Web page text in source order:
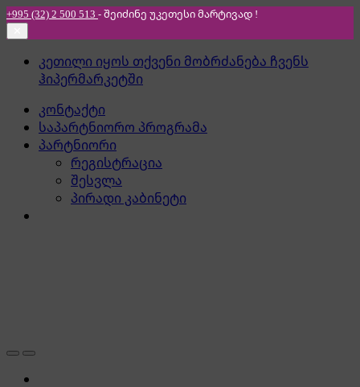
+995 (32) 2 500 513 - შეიძინე უკეთესიმარტივად !
Skip
Skip კეთილი იყოს თქვენი მობრძანება ჩვენს
ჰიპერმარკეტში
კონტაქტი
საპარტნიორო პროგრამა
პარტნიორი
რეგისტრაცია
შესვლა
პირადი კაბინეტი